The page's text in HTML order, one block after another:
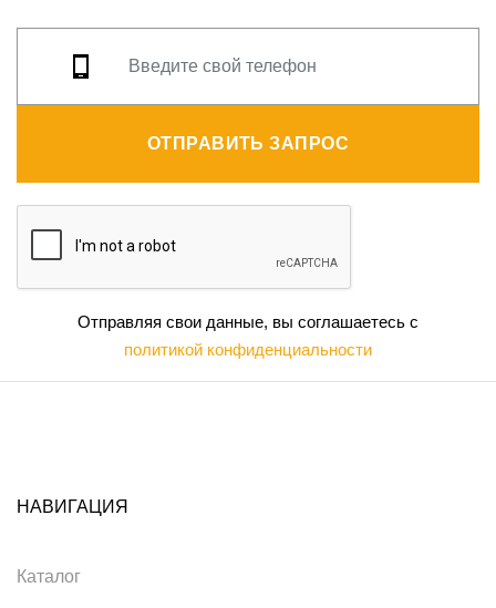
ОТПРАВИТЬ ЗАПРОС
Отправляя свои данные, вы соглашаетесь с
политикой конфиденциальности
НАВИГАЦИЯ
Каталог